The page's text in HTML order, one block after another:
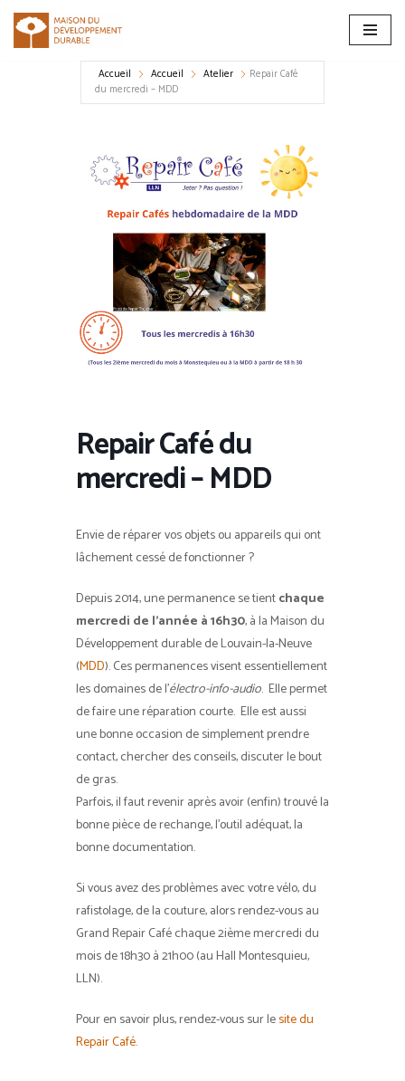
Aller
Accueil Accueil Atelier
Repair Café
du mercredi – MDD
Repair Café du
mercredi – MDD
Envie de réparer vos objets ou appareils qui ont
lâchement cessé de fonctionner ?
Depuis 2014, une permanence se tientchaque
mercredi de l’année à 16h30, à la Maison du
Développement durable de Louvain-la-Neuve
(MDD). Ces permanences visent essentiellement
les domaines de l’électro-info-audio. Elle permet
de faire une réparation courte. Elle est aussi
une bonne occasion de simplement prendre
contact, chercher des conseils, discuter le bout
de gras.
Parfois, il faut revenir après avoir (enfin) trouvé la
bonne pièce de rechange, l’outil adéquat, la
bonne documentation.
Si vous avez des problèmes avec votre vélo, du
rafistolage, de la couture, alors rendez-vous au
Grand Repair Café chaque 2ième mercredi du
mois de 18h30 à 21h00 (au Hall Montesquieu,
LLN).
Pour en savoir plus, rendez-vous sur lesite du
Repair Café.